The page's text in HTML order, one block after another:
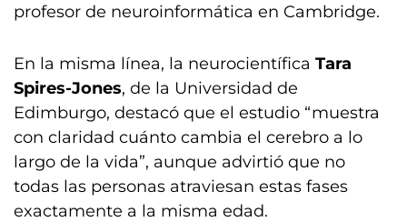
profesor de neuroinformática en Cambridge.
En la misma línea, la neurocientífica Tara
Spires-Jones, de la Universidad de
Edimburgo, destacó que el estudio “muestra
con claridad cuánto cambia el cerebro a lo
largo de la vida”, aunque advirtió que no
todas las personas atraviesan estas fases
exactamente a la misma edad.